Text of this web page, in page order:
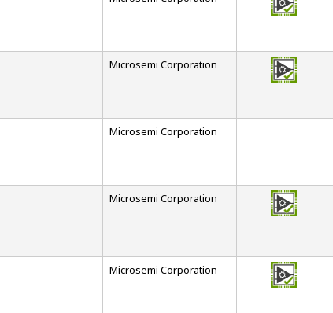
Microsemi Corporation
Microsemi Corporation
Microsemi Corporation
Microsemi Corporation